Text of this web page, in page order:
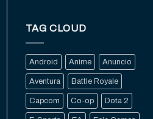
TAG CLOUD
Android Anime Anuncio
Aventura Battle Royale
Capcom Co-op Dota 2